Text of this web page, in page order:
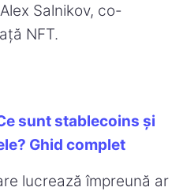
Salnikov, co-
NFT.
sunt stablecoins și
Ghid complet
lucrează împreună ar